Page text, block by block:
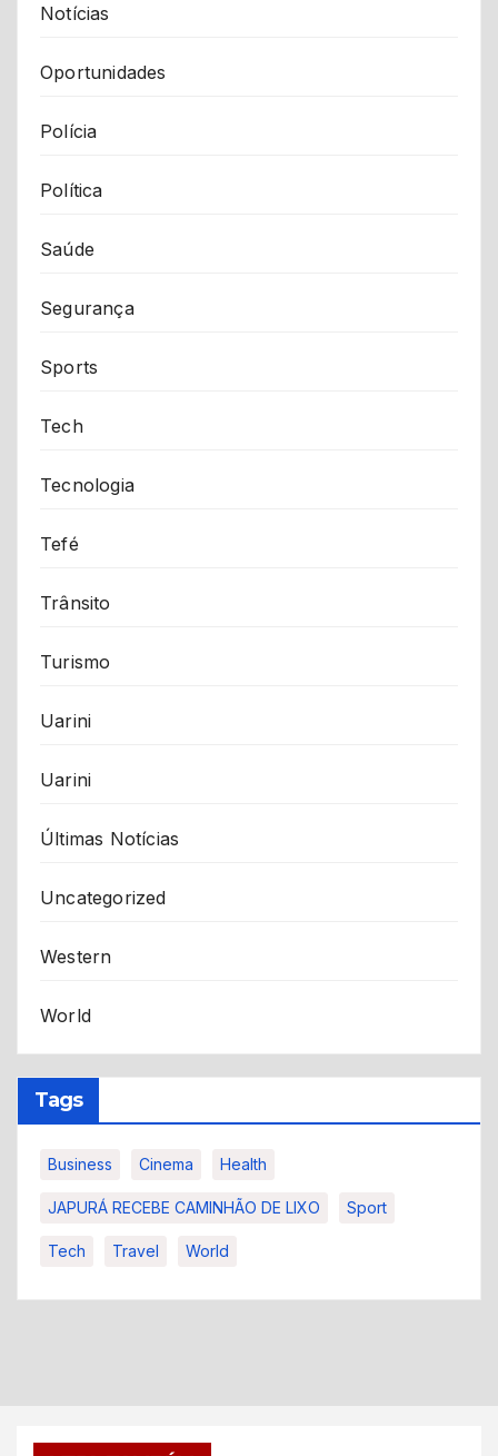
Notícias
Oportunidades
Polícia
Política
Saúde
Segurança
Sports
Tech
Tecnologia
Tefé
Trânsito
Turismo
Uarini
Uarini
Últimas Notícias
Uncategorized
Western
World
Tags
Business Cinema Health
JAPURÁ RECEBE CAMINHÃO DE LIXO Sport
Tech Travel World